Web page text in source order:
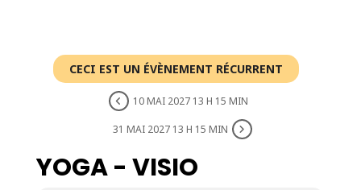
CECI EST UN ÉVÈNEMENT RÉCURRENT
10 MAI 2027 13 H 15 MIN
31 MAI 2027 13 H 15 MIN
YOGA - VISIO